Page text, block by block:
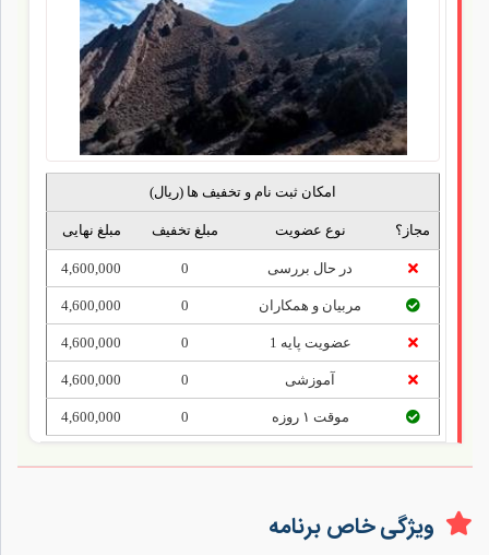
امکان ثبت نام و تخفیف ‍‌ها (ریال)
مجاز؟ نوع عضویت مبلغ تخفیف مبلغ نهایی
در حال بررسی 0
4,600,000
مربیان و همکاران 0
4,600,000
عضویت پایه 1 0
4,600,000
آموزشی 0
4,600,000
موقت ۱ روزه 0
4,600,000
ویژگی خاص برنامه